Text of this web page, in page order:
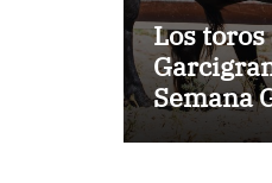
Los toros
Semana